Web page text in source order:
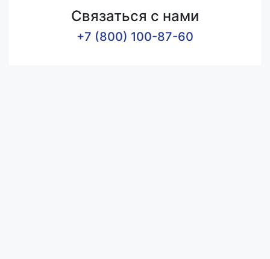
Связаться с нами
+7 (800) 100-87-60